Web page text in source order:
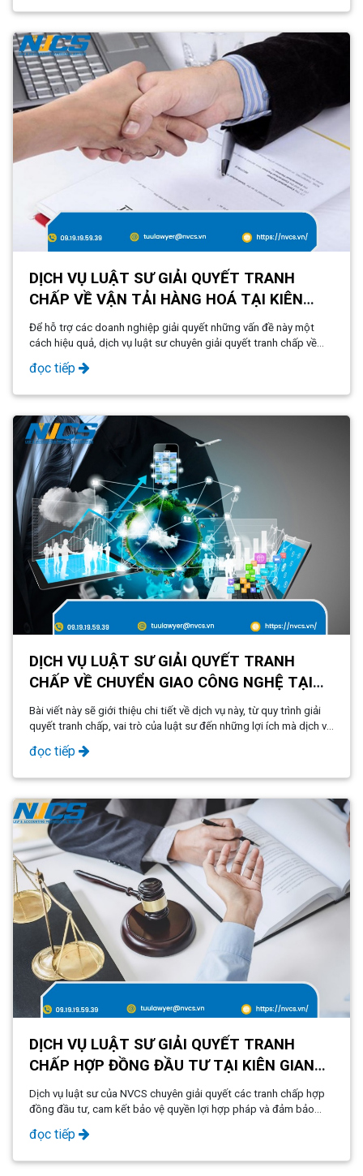
DỊCH VỤ LUẬT SƯ GIẢI QUYẾT TRANH
CHẤP VỀ VẬN TẢI HÀNG HOÁ TẠI KIÊN
GIANG - PHÚ QUỐC
Để hỗ trợ các doanh nghiệp giải quyết những vấn đề này một
cách hiệu quả, dịch vụ luật sư chuyên giải quyết tranh chấp về
vận tải hàng hóa ra đời. Bài viết này sẽ giới thiệu chi tiết về dịch
vụ này của NVCS
đọc tiếp
DỊCH VỤ LUẬT SƯ GIẢI QUYẾT TRANH
CHẤP VỀ CHUYỂN GIAO CÔNG NGHỆ TẠI
KIÊN GIANG - PHÚ QUỐC
Bài viết này sẽ giới thiệu chi tiết về dịch vụ này, từ quy trình giải
quyết tranh chấp, vai trò của luật sư đến những lợi ích mà dịch vụ
mang lại cho các doanh nghiệp tại Kiên Giang - Phú Quốc
đọc tiếp
DỊCH VỤ LUẬT SƯ GIẢI QUYẾT TRANH
CHẤP HỢP ĐỒNG ĐẦU TƯ TẠI KIÊN GIANG
- PHÚ QUỐC
Dịch vụ luật sư của NVCS chuyên giải quyết các tranh chấp hợp
đồng đầu tư, cam kết bảo vệ quyền lợi hợp pháp và đảm bảo
quá trình đầu tư diễn ra suôn sẻ, minh bạch.
đọc tiếp